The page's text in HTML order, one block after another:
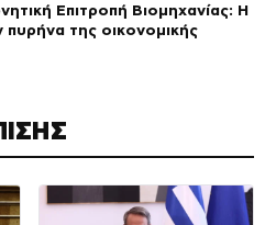
Επιτροπή Βιομηχανίας: Η
της οικονομικής